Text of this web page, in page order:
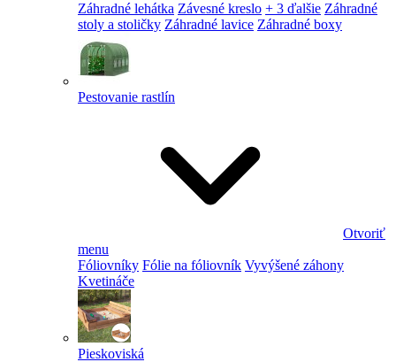
Záhradné lehátka Závesné kreslo + 3 ďalšie Záhradné
stoly a stoličky Záhradné lavice Záhradné boxy
Pestovanie rastlín
Otvoriť
menu
Fóliovníky Fólie na fóliovník Vyvýšené záhony
Kvetináče
Pieskoviská